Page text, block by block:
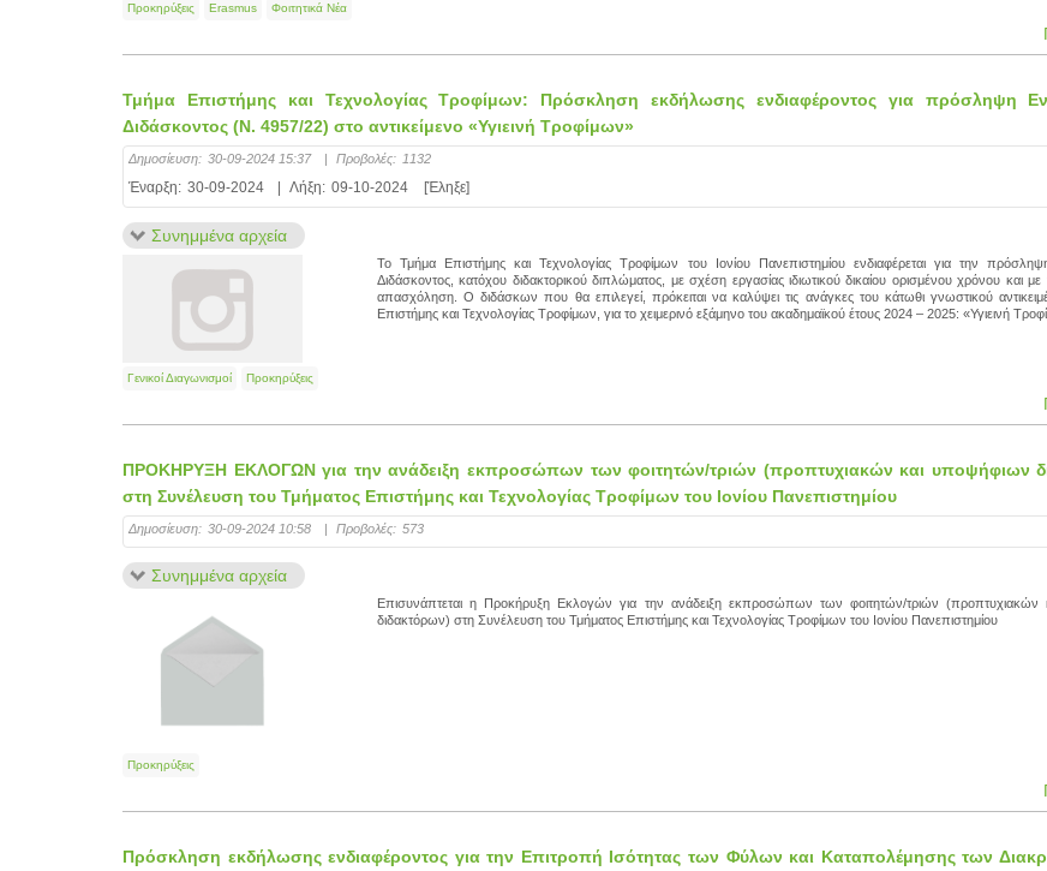
Προκηρύξεις Erasmus Φοιτητικά Νέα
Τμήμα Επιστήμης και Τεχνολογίας Τροφίμων: Πρόσκληση εκδήλωσης ενδιαφέροντος για πρόσληψη
Διδάσκοντος (Ν. 4957/22) στο αντικείμενο «Υγιεινή Τροφίμων»
Δημοσίευση: 30-09-2024 15:37 Προβολές: 1132
Έναρξη: 30-09-2024 Λήξη: 09-10-2024 [Έληξε]
Συνημμένα αρχεία
Το Τμήμα Επιστήμης και Τεχνολογίας Τροφίμων του Ιονίου Πανεπιστημίου ενδιαφέρεται για την
Διδάσκοντος, κατόχου διδακτορικού διπλώματος, με σχέση εργασίας ιδιωτικού δικαίου ορισμένου χρόνου και
απασχόληση. Ο διδάσκων που θα επιλεγεί, πρόκειται να καλύψει τις ανάγκες του κάτωθι γνωστικού
Επιστήμης και Τεχνολογίας Τροφίμων, για το χειμερινό εξάμηνο του ακαδημαϊκού έτους 2024 – 2025: «Υγιεινή
Γενικοί Διαγωνισμοί Προκηρύξεις
ΠΡΟΚΗΡΥΞΗ ΕΚΛΟΓΩΝ για την ανάδειξη εκπροσώπων των φοιτητών/τριών (προπτυχιακών και υποψήφιων
στη Συνέλευση του Τμήματος Επιστήμης και Τεχνολογίας Τροφίμων του Ιονίου Πανεπιστημίου
Δημοσίευση: 30-09-2024 10:58 Προβολές: 573
Συνημμένα αρχεία
Επισυνάπτεται η Προκήρυξη Εκλογών για την ανάδειξη εκπροσώπων των φοιτητών/τριών (προπτυχιακών
διδακτόρων) στη Συνέλευση του Τμήματος Επιστήμης και Τεχνολογίας Τροφίμων του Ιονίου Πανεπιστημίου
Προκηρύξεις
Πρόσκληση εκδήλωσης ενδιαφέροντος για την Επιτροπή Ισότητας των Φύλων και Καταπολέμησης των